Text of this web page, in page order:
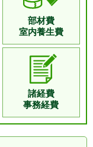
部材費
室内養生費
諸経費
事務経費